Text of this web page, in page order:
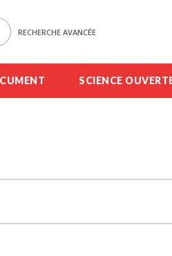
RECHERCHE AVANCÉE
SCIENCE